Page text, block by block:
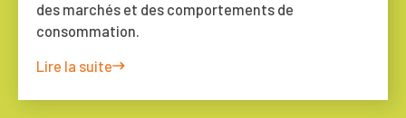
des marchés et des comportements de
consommation.
Lire la suite